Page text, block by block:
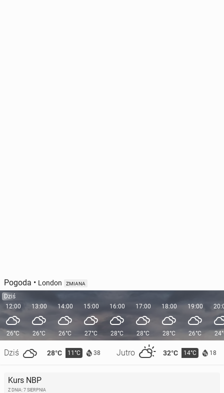
Pogoda • London ZMIANA
Dziś
12:00
26°C
Dziś 28°C 11°C 38 Jutro 32°C 14°C 18
13:00
26°C
14:00
26°C
15:00
27°C
16:00
28°C
17:00
28°C
18:00
28°C
19:00
26°C
Kurs NBP
Z DNIA: 7 SIERPNIA